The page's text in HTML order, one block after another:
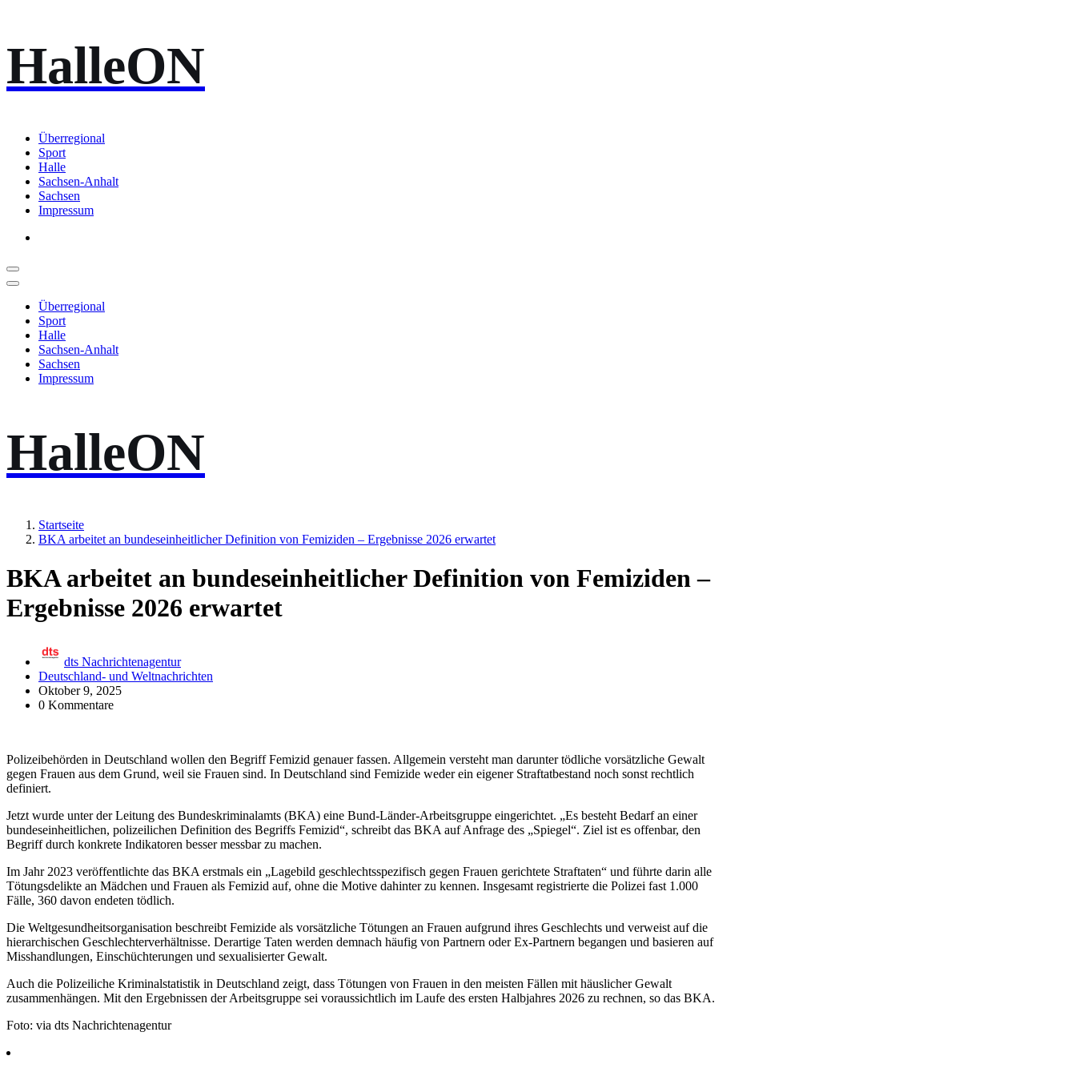
Inhalt
springen
HalleON
Überregional
Sport
Halle
Sachsen-Anhalt
Sachsen
Impressum
Überregional
Sport
Halle
Sachsen-Anhalt
Sachsen
Impressum
HalleON
Startseite
BKA arbeitet an bundeseinheitlicher Definition von Femiziden – Ergebnisse 2026 erwartet
BKA arbeitet an bundeseinheitlicher Definition von Femiziden –
Ergebnisse 2026 erwartet
dts Nachrichtenagentur
Deutschland- und Weltnachrichten
Oktober 9, 2025
0 Kommentare
Polizeibehörden in Deutschland wollen den Begriff Femizid genauer fassen. Allgemein versteht man darunter tödliche vorsätzliche Gewalt
gegen Frauen aus dem Grund, weil sie Frauen sind. In Deutschland sind Femizide weder ein eigener Straftatbestand noch sonst rechtlich
definiert.
Jetzt wurde unter der Leitung des Bundeskriminalamts (BKA) eine Bund-Länder-Arbeitsgruppe eingerichtet. „Es besteht Bedarf an einer
bundeseinheitlichen, polizeilichen Definition des Begriffs Femizid“, schreibt das BKA auf Anfrage des „Spiegel“. Ziel ist es offenbar, den
Begriff durch konkrete Indikatoren besser messbar zu machen.
Im Jahr 2023 veröffentlichte das BKA erstmals ein „Lagebild geschlechtsspezifisch gegen Frauen gerichtete Straftaten“ und führte darin alle
Tötungsdelikte an Mädchen und Frauen als Femizid auf, ohne die Motive dahinter zu kennen. Insgesamt registrierte die Polizei fast 1.000
Fälle, 360 davon endeten tödlich.
Die Weltgesundheitsorganisation beschreibt Femizide als vorsätzliche Tötungen an Frauen aufgrund ihres Geschlechts und verweist auf die
hierarchischen Geschlechterverhältnisse. Derartige Taten werden demnach häufig von Partnern oder Ex-Partnern begangen und basieren auf
Misshandlungen, Einschüchterungen und sexualisierter Gewalt.
Auch die Polizeiliche Kriminalstatistik in Deutschland zeigt, dass Tötungen von Frauen in den meisten Fällen mit häuslicher Gewalt
zusammenhängen. Mit den Ergebnissen der Arbeitsgruppe sei voraussichtlich im Laufe des ersten Halbjahres 2026 zu rechnen, so das BKA.
Foto: via dts Nachrichtenagentur